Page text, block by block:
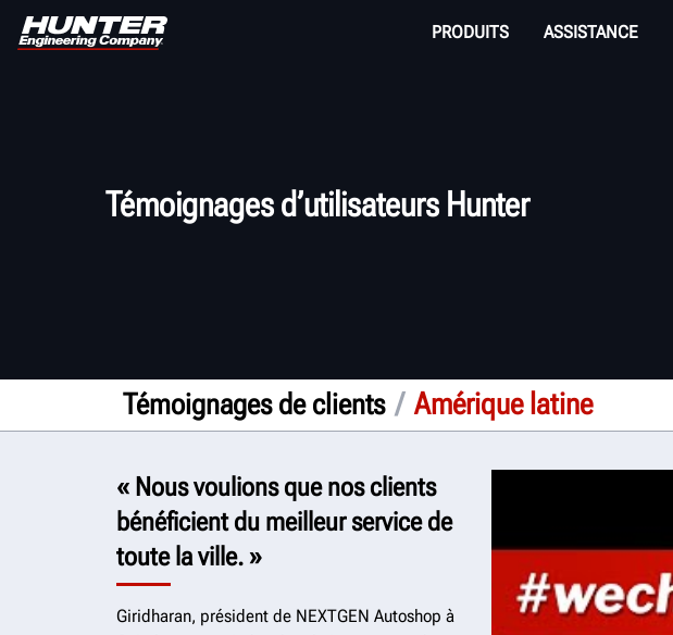
PRODUITS ASSISTANCE
Témoignages d’utilisateurs Hunter
Témoignages de clients / Amérique latine
« Nous voulions que nos clients
bénéficient du meilleur service de
toute la ville. »
Giridharan, président de NEXTGEN Autoshop à